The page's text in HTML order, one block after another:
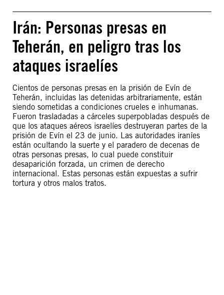
Irán: Personas presas en
Teherán, en peligro tras los
ataques israelíes
Cientos de personas presas en la prisión de Evín de
Teherán, incluidas las detenidas arbitrariamente, están
siendo sometidas a condiciones crueles e inhumanas.
Fueron trasladadas a cárceles superpobladas después de
que los ataques aéreos israelíes destruyeran partes de la
prisión de Evín el 23 de junio. Las autoridades iraníes
están ocultando la suerte y el paradero de decenas de
otras personas presas, lo cual puede constituir
desaparición forzada, un crimen de derecho
internacional. Estas personas están expuestas a sufrir
tortura y otros malos tratos.